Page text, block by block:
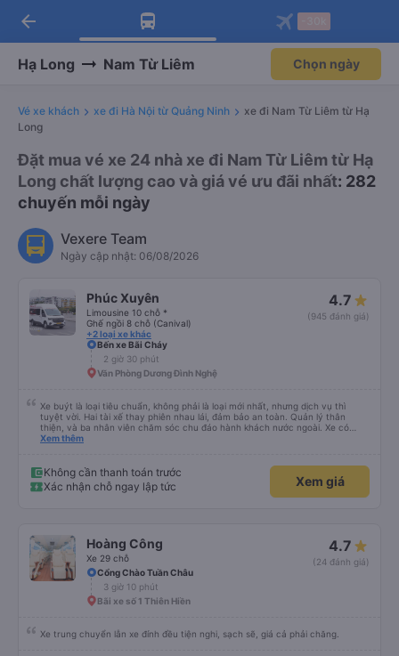
Tải app Vexere ngay!
Nhận ưu đãi thành viên độc
Mở app
Tải app Vexere
-30k/ghế khi đặt vé máy bay qua
Mở app
arrow_back
Hạ Long Nam Từ Liêm Chọn ngày
Vé xe khách xe đi Hà Nội từ Quảng Ninh
xe đi Nam Từ Liêm từ Hạ
Long
Đặt mua vé xe 24 nhà xe đi Nam Từ Liêm từ Hạ
Long chất lượng cao và giá vé ưu đãi nhất: 282
chuyến mỗi ngày
Vexere Team
Ngày cập nhật: 06/08/2026
Phúc Xuyên
Limousine 10 chỗ *
Ghế ngồi 8 chỗ (Canival)
+2 loại xe khác
4.7
(945 đánh giá)
Bến xe Bãi Cháy
2 giờ 30 phút
Văn Phòng Dương Đình Nghệ
Xe buýt là loại tiêu chuẩn, không phải là loại mới nhất, nhưng dịch vụ thì
tuyệt vời. Hai tài xế thay phiên nhau lái, đảm bảo an toàn. Quản lý thân
thiện, và ba nhân viên chăm sóc chu đáo hành khách nước ngoài. Xe có
máy lạnh và cổng sạc USB, và dừng thường xuyên ở các khu vực nghỉ ngơi.
khoảng 9 tiếng. Tôi hài lòng với giá vé 480.000 VND.
Xem thêm
Không cần thanh toán trước
Xác nhận chỗ ngay lập tức
Xem giá
Hoàng Công
Xe 29 chỗ
4.7
(24 đánh giá)
Cổng Chào Tuần Châu
3 giờ 10 phút
Bãi xe số 1 Thiên Hiền
Xe trung chuyển lẫn xe đính đều tiện nghi, sạch sẽ, giá cả phải chăng.